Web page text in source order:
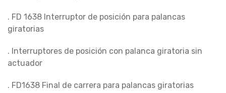
. FD 1638 Interruptor de posición para palancas
giratorias
. Interruptores de posición con palanca giratoria sin
actuador
. FD1638 Final de carrera para palancas giratorias